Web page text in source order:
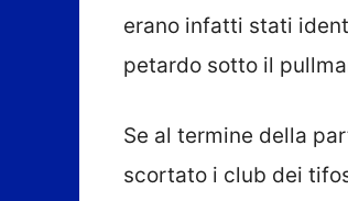
erano infatti stati
petardo sotto il
Se al termine della
scortato i club dei